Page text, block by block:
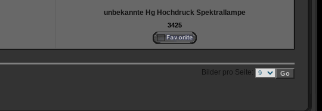
unbekannte Hg Hochdruck Spektrallampe
3425
Bilder pro Seite: